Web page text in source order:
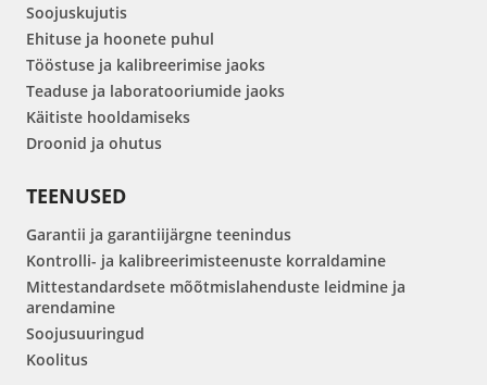
Soojuskujutis
Ehituse ja hoonete puhul
Tööstuse ja kalibreerimise jaoks
Teaduse ja laboratooriumide jaoks
Käitiste hooldamiseks
Droonid ja ohutus
TEENUSED
Garantii ja garantiijärgne teenindus
Kontrolli- ja kalibreerimisteenuste korraldamine
Mittestandardsete mõõtmislahenduste leidmine ja
arendamine
Soojusuuringud
Koolitus